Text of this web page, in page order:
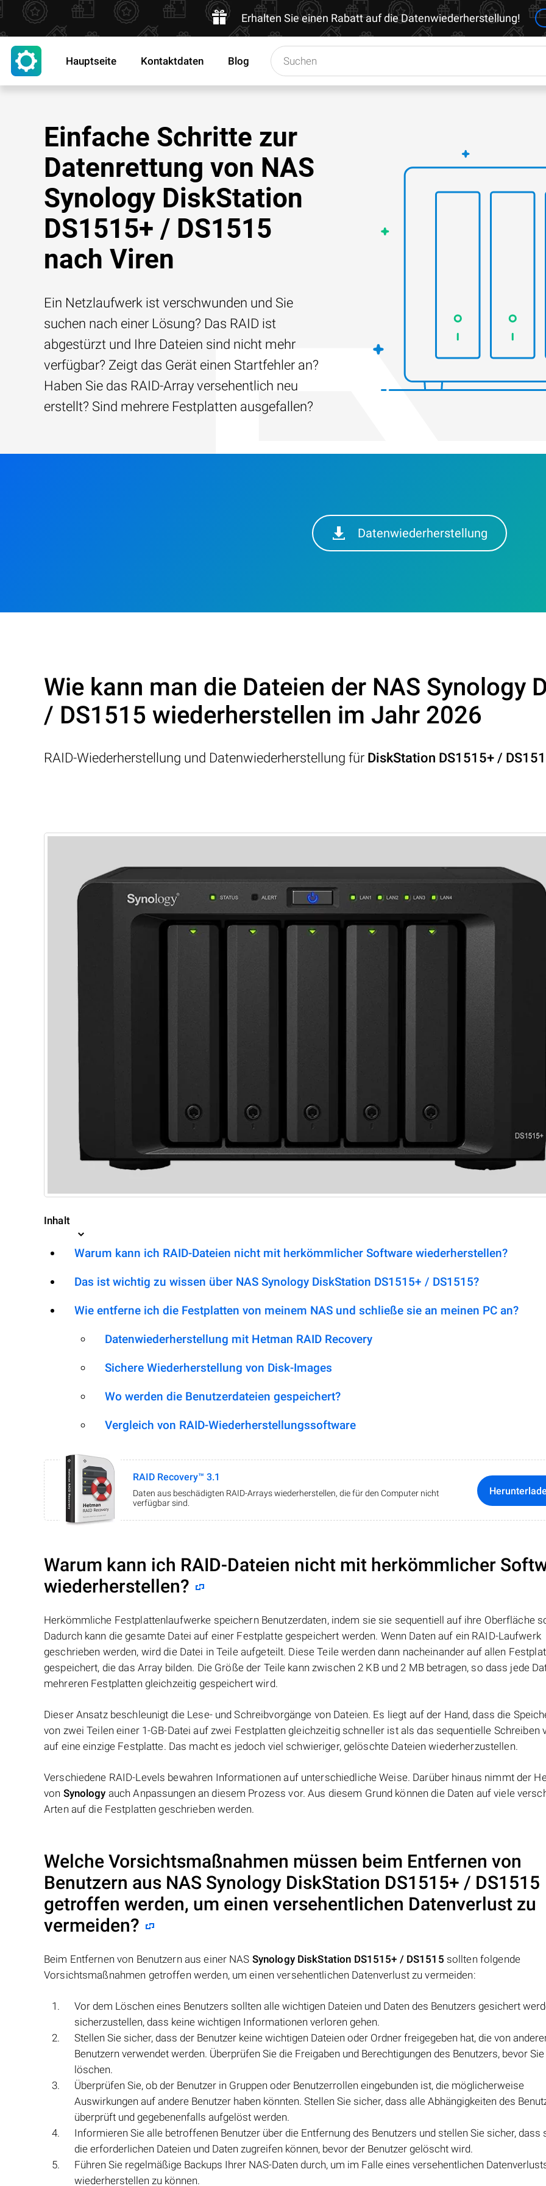
Erhalten Sie einen Rabatt auf die Datenwiederherstellung!
Hauptseite Kontaktdaten Blog
Einfache Schritte zur
Datenrettung von NAS
Synology DiskStation
DS1515+ / DS1515
nach Viren
Ein Netzlaufwerk ist verschwunden und Sie
suchen nach einer Lösung? Das RAID ist
abgestürzt und Ihre Dateien sind nicht mehr
verfügbar? Zeigt das Gerät einen Startfehler an?
Haben Sie das RAID-Array versehentlich neu
erstellt? Sind mehrere Festplatten ausgefallen?
Datenwiederherstellung
Wie kann man die Dateien der NAS Synology
/ DS1515 wiederherstellen im Jahr 2026
RAID-Wiederherstellung und Datenwiederherstellung für DiskStation DS1515+ /
Inhalt
Warum kann ich RAID-Dateien nicht mit herkömmlicher Software wiederherstellen?
Das ist wichtig zu wissen über NAS Synology DiskStation DS1515+ / DS1515?
Wie entferne ich die Festplatten von meinem NAS und schließe sie an meinen PC an?
Datenwiederherstellung mit Hetman RAID Recovery
Sichere Wiederherstellung von Disk-Images
Wo werden die Benutzerdateien gespeichert?
Vergleich von RAID-Wiederherstellungssoftware
RAID Recovery™ 3.1
Daten aus beschädigten RAID-Arrays wiederherstellen, die für den Computer nicht
verfügbar sind.
Warum kann ich RAID-Dateien nicht mit herkömmlicher
wiederherstellen?
Herkömmliche Festplattenlaufwerke speichern Benutzerdaten, indem sie sie sequentiell auf ihre Oberfläche
Dadurch kann die gesamte Datei auf einer Festplatte gespeichert werden. Wenn Daten auf ein RAID-Laufwerk
geschrieben werden, wird die Datei in Teile aufgeteilt. Diese Teile werden dann nacheinander auf allen
gespeichert, die das Array bilden. Die Größe der Teile kann zwischen 2 KB und 2 MB betragen, so dass jede
mehreren Festplatten gleichzeitig gespeichert wird.
Dieser Ansatz beschleunigt die Lese- und Schreibvorgänge von Dateien. Es liegt auf der Hand, dass die
von zwei Teilen einer 1-GB-Datei auf zwei Festplatten gleichzeitig schneller ist als das sequentielle Schreiben
auf eine einzige Festplatte. Das macht es jedoch viel schwieriger, gelöschte Dateien wiederherzustellen.
Verschiedene RAID-Levels bewahren Informationen auf unterschiedliche Weise. Darüber hinaus nimmt der
von Synology auch Anpassungen an diesem Prozess vor. Aus diesem Grund können die Daten auf viele
Arten auf die Festplatten geschrieben werden.
Welche Vorsichtsmaßnahmen müssen beim Entfernen von
Benutzern aus NAS Synology DiskStation DS1515+ / DS1515
getroffen werden, um einen versehentlichen Datenverlust zu
vermeiden?
Beim Entfernen von Benutzern aus einer NAS Synology DiskStation DS1515+ / DS1515 sollten folgende
Vorsichtsmaßnahmen getroffen werden, um einen versehentlichen Datenverlust zu vermeiden:
Vor dem Löschen eines Benutzers sollten alle wichtigen Dateien und Daten des Benutzers gesichert
sicherzustellen, dass keine wichtigen Informationen verloren gehen.
Stellen Sie sicher, dass der Benutzer keine wichtigen Dateien oder Ordner freigegeben hat, die von
Benutzern verwendet werden. Überprüfen Sie die Freigaben und Berechtigungen des Benutzers, bevor Sie
löschen.
Überprüfen Sie, ob der Benutzer in Gruppen oder Benutzerrollen eingebunden ist, die möglicherweise
Auswirkungen auf andere Benutzer haben könnten. Stellen Sie sicher, dass alle Abhängigkeiten des
überprüft und gegebenenfalls aufgelöst werden.
Informieren Sie alle betroffenen Benutzer über die Entfernung des Benutzers und stellen Sie sicher, dass
die erforderlichen Dateien und Daten zugreifen können, bevor der Benutzer gelöscht wird.
Führen Sie regelmäßige Backups Ihrer NAS-Daten durch, um im Falle eines versehentlichen
wiederherstellen zu können.